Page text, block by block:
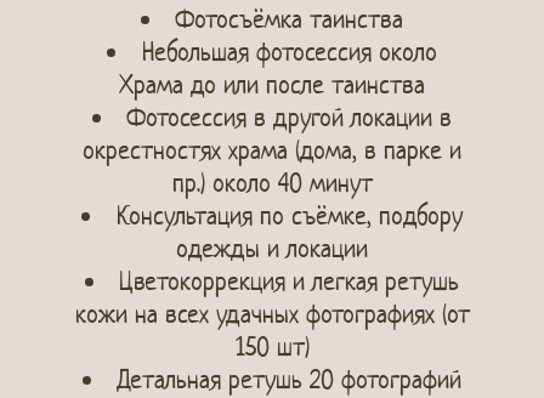
Фотосъёмка таинства
Небольшая фотосессия около
Храма до или после таинства
Фотосессия в другой локации в
окрестностях храма (дома, в парке и
пр.) около 40 минут
Консультация по съёмке, подбору
одежды и локации
Цветокоррекция и легкая ретушь
кожи на всех удачных фотографиях (от
150 шт)
Детальная ретушь 20 фотографий